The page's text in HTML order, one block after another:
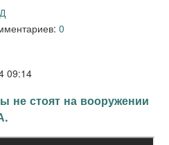
0
09:14
стоят на вооружении